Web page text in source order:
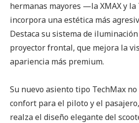
hermanas mayores —la XMAX y
incorpora una estética más
Destaca su sistema de
proyector frontal, que mejora la
apariencia más premium.
Su nuevo asiento tipo TechMax
confort para el piloto y el
realza el diseño elegante del